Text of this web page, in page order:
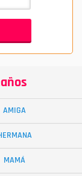
AMIGA
MAMÁ